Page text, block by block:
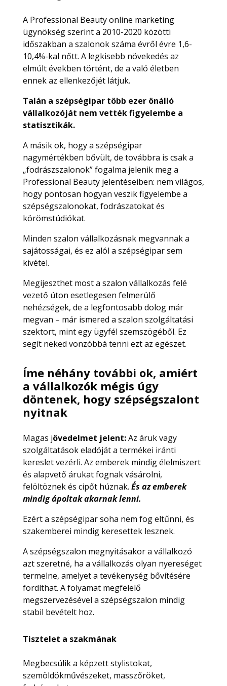
A Professional Beauty online marketing
ügynökség szerint a 2010-2020 közötti
időszakban a szalonok száma évről évre 1,6-
10,4%-kal nőtt. A legkisebb növekedés az
elmúlt években történt, de a való életben
ennek az ellenkezőjét látjuk.
Talán a szépségipar több ezer önálló
vállalkozóját nem vették figyelembe a
statisztikák.
A másik ok, hogy a szépségipar
nagymértékben bővült, de továbbra is csak a
„fodrászszalonok” fogalma jelenik meg a
Professional Beauty jelentéseiben: nem világos,
hogy pontosan hogyan veszik figyelembe a
szépségszalonokat, fodrászatokat és
körömstúdiókat.
Minden szalon vállalkozásnak megvannak a
sajátosságai, és ez alól a szépségipar sem
kivétel.
Megijeszthet most a szalon vállalkozás felé
vezető úton esetlegesen felmerülő
nehézségek, de a legfontosabb dolog már
megvan – már ismered a szalon szolgáltatási
szektort, mint egy ügyfél szemszögéből. Ez
segít neked vonzóbbá tenni ezt az egészet.
Íme néhány további ok, amiért
a vállalkozók mégis úgy
döntenek, hogy szépségszalont
nyitnak
Magas jövedelmet jelent:Az áruk vagy
szolgáltatások eladóját a termékei iránti
kereslet vezérli. Az emberek mindig élelmiszert
és alapvető árukat fognak vásárolni,
felöltöznek és cipőt húznak. És az emberek
mindig ápoltak akarnak lenni.
Ezért a szépségipar soha nem fog eltűnni, és
szakemberei mindig keresettek lesznek.
A szépségszalon megnyitásakor a vállalkozó
azt szeretné, ha a vállalkozás olyan nyereséget
termelne, amelyet a tevékenység bővítésére
fordíthat. A folyamat megfelelő
megszervezésével a szépségszalon mindig
stabil bevételt hoz.
Tisztelet a szakmának
Megbecsülik a képzett stylistokat,
szemöldökművészeket, masszőröket,